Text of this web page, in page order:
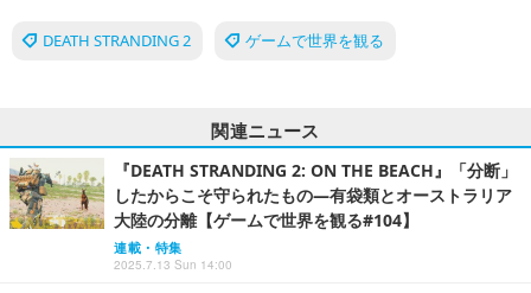
DEATH STRANDING 2 ゲームで世界を観る
関連ニュース
『DEATH STRANDING 2: ON THE BEACH』「分断」
したからこそ守られたもの―有袋類とオーストラリア
大陸の分離【ゲームで世界を観る#104】
連載・特集
2025.7.13 Sun 14:00